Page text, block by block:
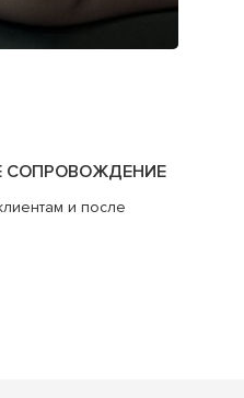
СОПРОВОЖДЕНИЕ
и после